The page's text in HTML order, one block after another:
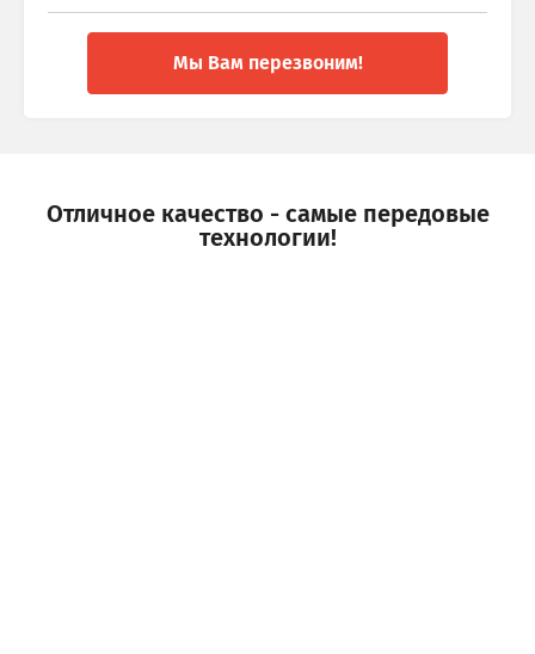
Мы Вам перезвоним!
Отличное качество - самые передовые
технологии!